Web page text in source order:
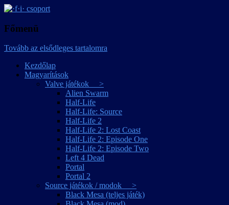
·f·i· csoport
Főmenü
Tovább az elsődleges tartalomra
Kezdőlap
Magyarítások
Valve játékok >
Alien Swarm
Half-Life
Half-Life: Source
Half-Life 2
Half-Life 2: Lost Coast
Half-Life 2: Episode One
Half-Life 2: Episode Two
Left 4 Dead
Portal
Portal 2
Source játékok / modok >
Black Mesa (teljes játék)